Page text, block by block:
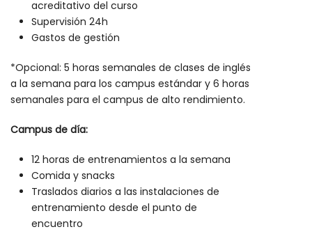
acreditativo del curso
Supervisión 24h
Gastos de gestión
*Opcional: 5 horas semanales de clases de inglés
a la semana para los campus estándar y 6 horas
semanales para el campus de alto rendimiento.
Campus de día:
12 horas de entrenamientos a la semana
Comida y snacks
Traslados diarios a las instalaciones de
entrenamiento desde el punto de
encuentro